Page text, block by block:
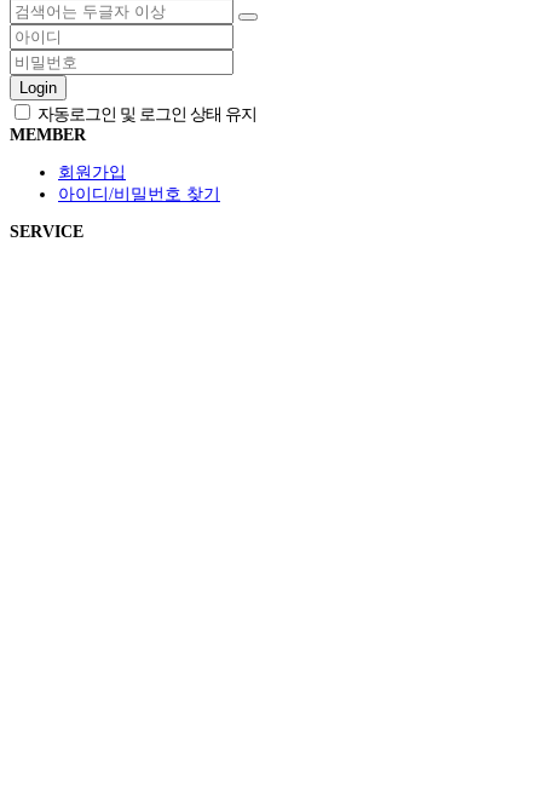
Login
자동로그인 및 로그인 상태 유지
MEMBER
회원가입
아이디/비밀번호 찾기
SERVICE